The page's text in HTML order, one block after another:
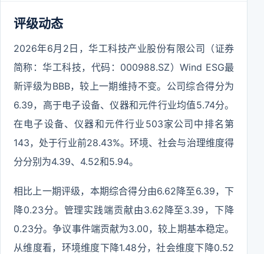
评级动态
2026年6月2日，华工科技产业股份有限公司（证券
简称：华工科技，代码：000988.SZ）Wind ESG最
新评级为BBB，较上一期维持不变。公司综合得分为
6.39，高于电子设备、仪器和元件行业均值5.74分。
在电子设备、仪器和元件行业503家公司中排名第
143，处于行业前28.43%。环境、社会与治理维度得
分分别为4.39、4.52和5.94。
相比上一期评级，本期综合得分由6.62降至6.39，下
降0.23分。管理实践端贡献由3.62降至3.39，下降
0.23分。争议事件端贡献为3.00，较上期基本稳定。
从维度看，环境维度下降1.48分，社会维度下降0.52